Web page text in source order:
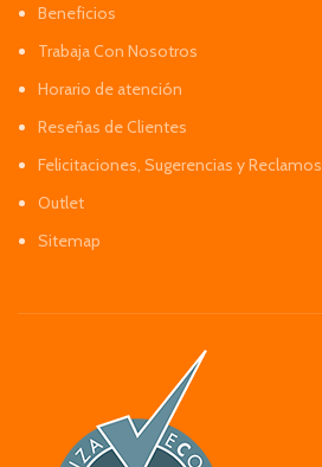
Beneficios
Trabaja Con Nosotros
Horario de atención
Reseñas de Clientes
Felicitaciones, Sugerencias y Reclamos
Outlet
Sitemap